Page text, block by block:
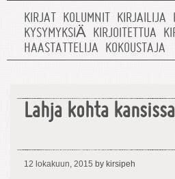
KIRJAT KOLUMNIT KIRJAILIJA
KYSYMYKSIÄ KIRJOITETTUA
HAASTATTELIJA KOKOUSTAJA
Lahja kohta
12 lokakuun, 2015 by kirsipeh